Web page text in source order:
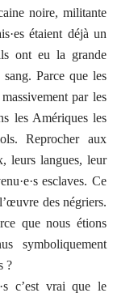
noire, militante
étaient déjà un
ont eu la grande
Parce que les
par les
les Amériques les
Reprocher aux
leurs langues, leur
esclaves. Ce
des négriers.
que nous étions
symboliquement
?
c’est vrai que le